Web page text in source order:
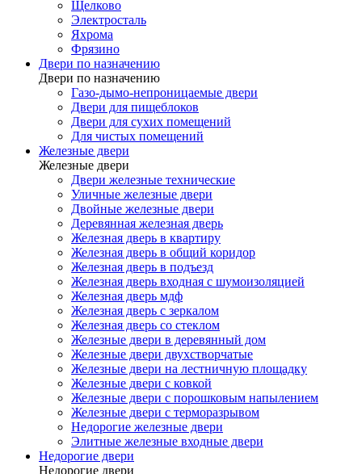
Щелково
Электросталь
Яхрома
Фрязино
Двери по назначению
Двери по назначению
Газо-дымо-непроницаемые двери
Двери для пищеблоков
Двери для сухих помещений
Для чистых помещений
Железные двери
Железные двери
Двери железные технические
Уличные железные двери
Двойные железные двери
Деревянная железная дверь
Железная дверь в квартиру
Железная дверь в общий коридор
Железная дверь в подъезд
Железная дверь входная с шумоизоляцией
Железная дверь мдф
Железная дверь с зеркалом
Железная дверь со стеклом
Железные двери в деревянный дом
Железные двери двухстворчатые
Железные двери на лестничную площадку
Железные двери с ковкой
Железные двери с порошковым напылением
Железные двери с терморазрывом
Недорогие железные двери
Элитные железные входные двери
Недорогие двери
Недорогие двери